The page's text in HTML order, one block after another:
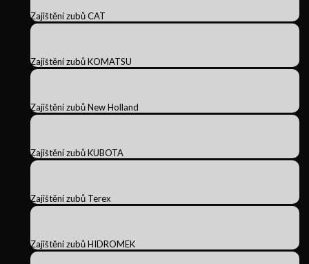
Zajištění zubů CAT
Zajištění zubů KOMATSU
Zajištění zubů New Holland
Zajištění zubů KUBOTA
Zajištění zubů Terex
Zajištění zubů HIDROMEK